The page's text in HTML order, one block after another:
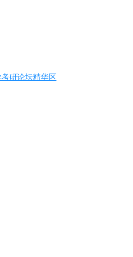
研论坛精华区